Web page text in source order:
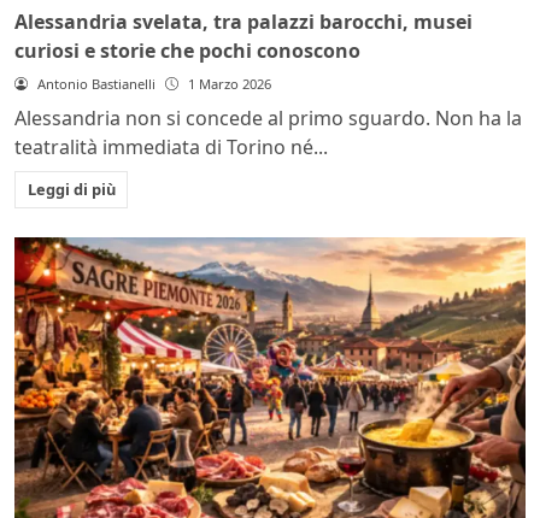
Alessandria svelata, tra palazzi barocchi, musei
curiosi e storie che pochi conoscono
Antonio Bastianelli 1 Marzo 2026
Alessandria non si concede al primo sguardo. Non ha la
teatralità immediata di Torino né...
Leggi di più